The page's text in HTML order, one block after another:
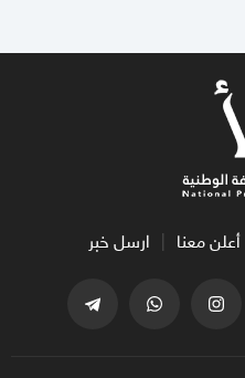
أعلن معنا ارسل خبر